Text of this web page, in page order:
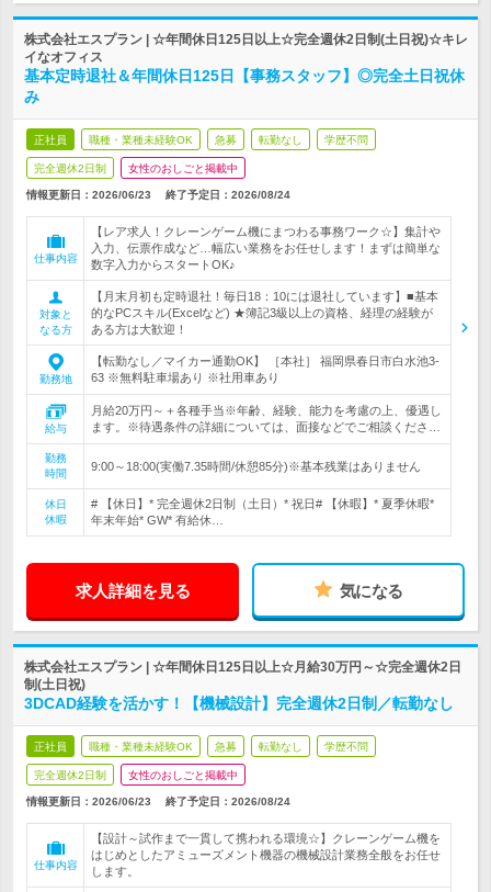
株式会社エスプラン | ☆年間休日125日以上☆完全週休2日制(土日祝)☆キレ
イなオフィス
基本定時退社＆年間休日125日【事務スタッフ】◎完全土日祝休
み
正社員 職種・業種未経験OK 急募 転勤なし 学歴不問
完全週休2日制 女性のおしごと掲載中
情報更新日：2026/06/23 終了予定日： 2026/08/24
仕事内容
【レア求人！クレーンゲーム機にまつわる事務ワーク☆】集計や
入力、伝票作成など…幅広い業務をお任せします！まずは簡単な
数字入力からスタートOK♪
対象と
なる方
【月末月初も定時退社！毎日18：10には退社しています】■基本
的なPCスキル(Excelなど) ★簿記3級以上の資格、経理の経験が
ある方は大歓迎！
勤務地
【転勤なし／マイカー通勤OK】 ［本社］ 福岡県春日市白水池3-
63 ※無料駐車場あり ※社用車あり
給与
月給20万円～＋各種手当※年齢、経験、能力を考慮の上、優遇し
ます。※待遇条件の詳細については、面接などでご相談くださ…
勤務
時間
9:00～18:00(実働7.35時間/休憩85分)※基本残業はありません
休日
休暇
# 【休日】* 完全週休2日制（土日）* 祝日# 【休暇】* 夏季休暇*
年末年始* GW* 有給休…
求人詳細を見る 気になる
株式会社エスプラン | ☆年間休日125日以上☆月給30万円～☆完全週休2日
制(土日祝)
3DCAD経験を活かす！【機械設計】完全週休2日制／転勤なし
正社員 職種・業種未経験OK 急募 転勤なし 学歴不問
完全週休2日制 女性のおしごと掲載中
情報更新日：2026/06/23 終了予定日： 2026/08/24
仕事内容
【設計～試作まで一貫して携われる環境☆】クレーンゲーム機を
はじめとしたアミューズメント機器の機械設計業務全般をお任せ
します。